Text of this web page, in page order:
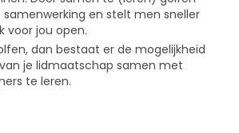
en stelt men sneller
voor jou open.
dan bestaat er de mogelijkheid
je lidmaatschap samen met
te leren.